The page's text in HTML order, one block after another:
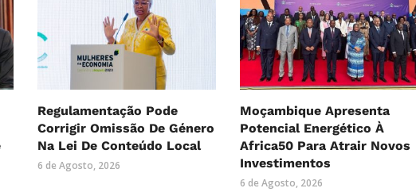
Regulamentação Pode
Corrigir Omissão De Género
Na Lei De Conteúdo Local
6 de Agosto, 2026
Moçambique Apresenta
Potencial Energético À
Africa50 Para Atrair Novos
Investimentos
6 de Agosto, 2026